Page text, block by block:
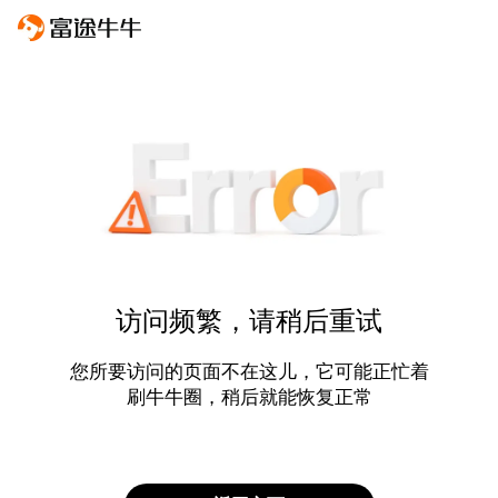
访问频繁，请稍后重试
您所要访问的页面不在这儿，它可能正忙着
刷牛牛圈，稍后就能恢复正常